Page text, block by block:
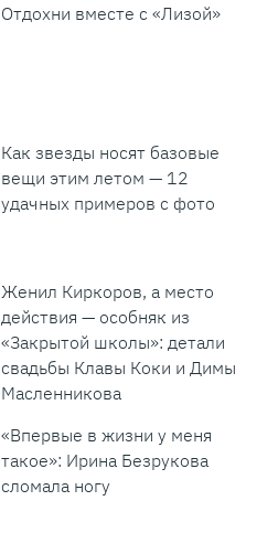
Отдохни вместе с «Лизой»
Как звезды носят базовые
вещи этим летом — 12
удачных примеров с фото
Женил Киркоров, а место
действия — особняк из
«Закрытой школы»: детали
свадьбы Клавы Коки и Димы
Масленникова
«Впервые в жизни у меня
такое»: Ирина Безрукова
сломала ногу